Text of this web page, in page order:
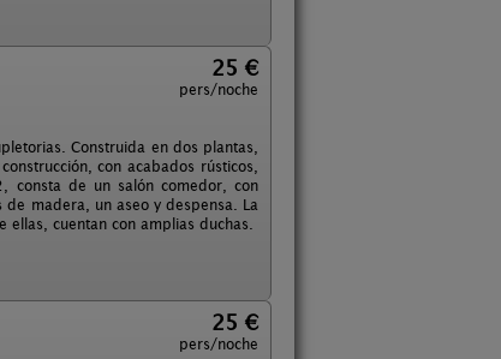
25 €
pers/noche
Construida en dos plantas,
con acabados rústicos,
consta de un salón comedor, con
madera, un aseo y despensa. La
cuentan con amplias duchas.
25 €
pers/noche